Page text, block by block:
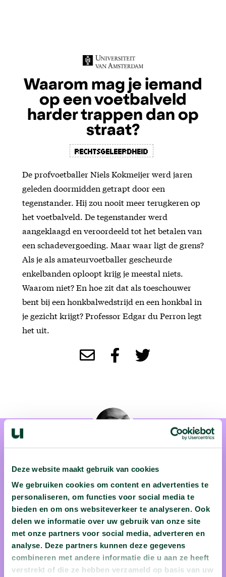
Deze website maakt gebruik van cookies
We gebruiken cookies om content en advertenties te
personaliseren, om functies voor social media te
bieden en om ons websiteverkeer te analyseren. Ook
delen we informatie over uw gebruik van onze site
met onze partners voor social media, adverteren en
analyse. Deze partners kunnen deze gegevens
combineren met andere informatie die u aan ze heeft
verstrekt of die ze hebben verzameld op basis van uw
Waarom mag je iemand
op een voetbalveld
harder trappen dan op
straat?
Rechtsgeleerdheid
De profvoetballer Niels Kokmeijer werd jaren
geleden doormidden getrapt door een
tegenstander. Hij zou nooit meer terugkeren op
het voetbalveld. De tegenstander werd
aangeklaagd en veroordeeld tot het betalen van
een schadevergoeding. Maar waar ligt de grens?
Als je als amateurvoetballer gescheurde
enkelbanden oploopt krijg je meestal niets.
Waarom niet? En hoe zit dat als toeschouwer
bent bij een honkbalwedstrijd en een honkbal in
je gezicht krijgt? Professor Edgar du Perron legt
het uit.
prof. dr. Edgar du Perron
Professor Edgar du Perron is als hoogleraar Privaatrecht en
decaan van de faculteit Rechtsgeleerdheid verbonden aan de
Universiteit van Amsterdam. Hij fungeert daarnaast ook
regelmatig als rechter. Zijn universiteit onderscheidde hem
met de UvA Onderwijsprijs - de jury noemde hem "een